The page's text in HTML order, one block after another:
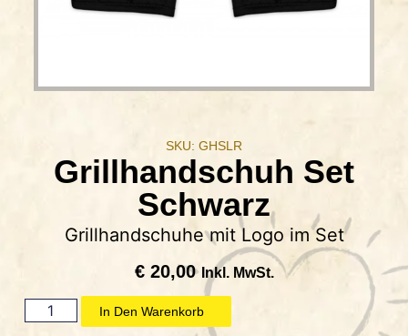
SKU: GHSLR
Grillhandschuh Set
Schwarz
Grillhandschuhe mit Logo im Set
€20,00 Inkl. MwSt.
In Den Warenkorb